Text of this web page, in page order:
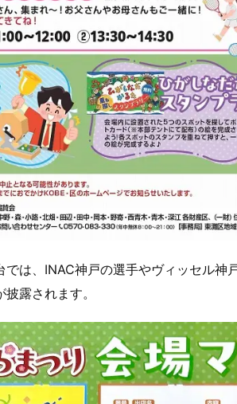
では、INAC神戸の選手やヴィッセル神
露されます。